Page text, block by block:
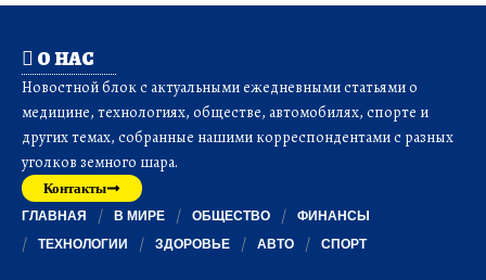
О НАС
Новостной блок с актуальными ежедневными статьями о
медицине, технологиях, обществе, автомобилях, спорте и
других темах, собранные нашими корреспондентами с разных
уголков земного шара.
Контакты
ГЛАВНАЯ В МИРЕ ОБЩЕСТВО
ФИНАНСЫ
ТЕХНОЛОГИИ
ЗДОРОВЬЕ АВТО СПОРТ